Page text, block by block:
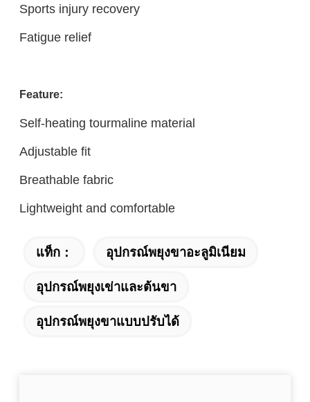
Sports injury recovery
Fatigue relief
Feature:
Self-heating tourmaline material
Adjustable fit
Breathable fabric
Lightweight and comfortable
แท็ก： อุปกรณ์พยุงขาอะลูมิเนียม
อุปกรณ์พยุงเข่าและต้นขา
อุปกรณ์พยุงขาแบบปรับได้